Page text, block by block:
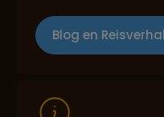
Blog en